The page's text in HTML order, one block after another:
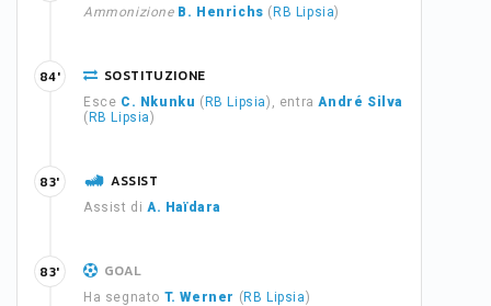
Ammonizione B. Henrichs ( RB Lipsia)
SOSTITUZIONE
Esce C. Nkunku ( RB Lipsia), entraAndré Silva
( RB Lipsia)
84'
ASSIST
Assist di A. Haïdara
83'
GOAL
Ha segnato T. Werner ( RB Lipsia)
83'